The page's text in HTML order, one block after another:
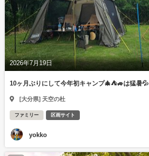
2026年7月19日
10ヶ月ぶりにして今年初キャンプ🎄⛺🚙は猛暑💦
[大分県] 天空の杜
ファミリー 区画サイト
yokko